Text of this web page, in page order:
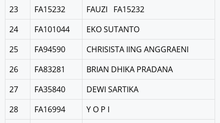
23 FA15232
FAUZI FA15232
24
FA101044
EKO SUTANTO
25
FA94590
CHRISISTA IING ANGGRAENI
26
FA83281
BRIAN DHIKA PRADANA
27
FA35840
DEWI SARTIKA
28
FA16994
Y O P I